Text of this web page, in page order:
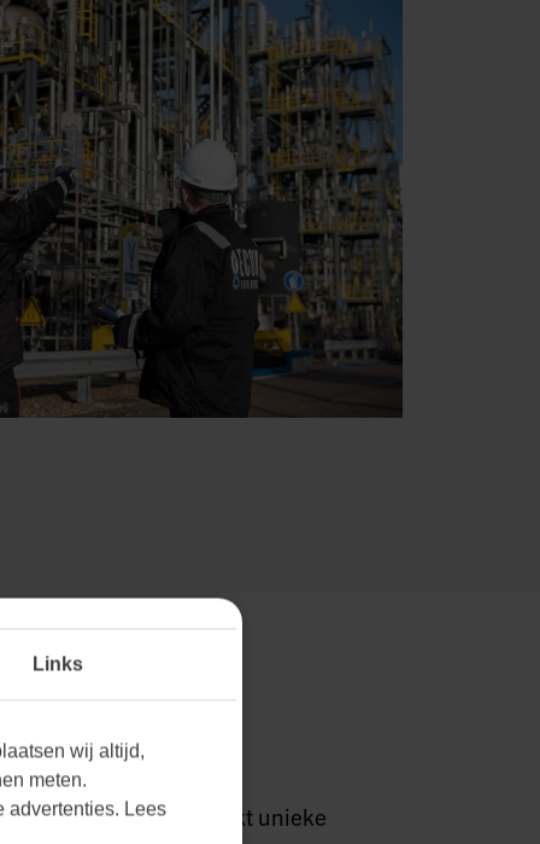
THUIS.
we dat elke markt unieke
Links
wij altijd,
meten.
advertenties. Lees